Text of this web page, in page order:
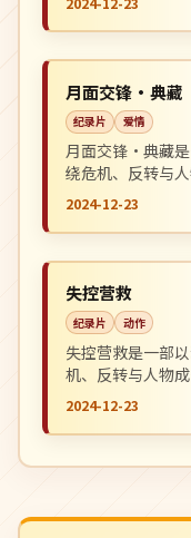
韩国
月面交锋·典藏
纪录片 爱情
月面交锋·典藏
绕危机、反转与
推荐观看。
2024-12-23
韩国
失控营救
纪录片 动作
失控营救是一部
机、反转与人物
观看。
2024-12-23